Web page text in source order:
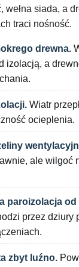
wełna siada, a
traci nośność.
drewna.
izolacją, a
Wiatr
ocieplenia.
ale wilgoć
paroizolacja
przez dziury
zbyt luźno.